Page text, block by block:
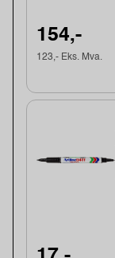
154,-
123,- Eks. Mva.